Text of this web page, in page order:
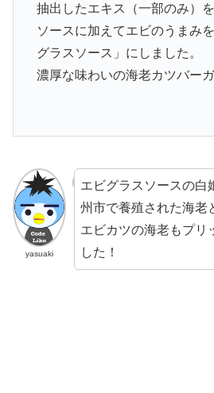
抽出したエキス（一部のみ）
ソースに加えてエビのうまみ
グラスソース」にしました。
濃厚な味わいの海老カツバーガ
yasuaki
エビグラスソースの白
州市で養殖された海老
エビカツの海老もプリ
した！